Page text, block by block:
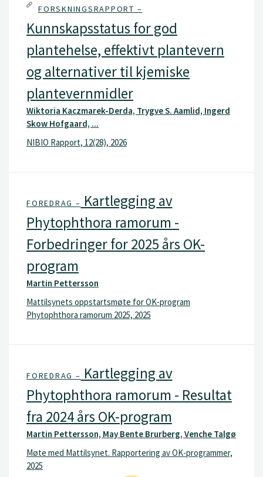
FORSKNINGSRAPPORT –
Kunnskapsstatus for god
plantehelse, effektivt plantevern
og alternativer til kjemiske
plantevernmidler
Wiktoria Kaczmarek-Derda, Trygve S. Aamlid, Ingerd
Skow Hofgaard, ...
NIBIO Rapport, 12(28), 2026
FOREDRAG – Kartlegging av
Phytophthora ramorum -
Forbedringer for 2025 års OK-
program
Martin Pettersson
Mattilsynets oppstartsmøte for OK-program
Phytophthora ramorum 2025, 2025
FOREDRAG – Kartlegging av
Phytophthora ramorum - Resultat
fra 2024 års OK-program
Martin Pettersson, May Bente Brurberg, Venche Talgø
Møte med Mattilsynet. Rapportering av OK-programmer,
2025